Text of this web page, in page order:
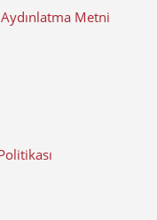
Metni